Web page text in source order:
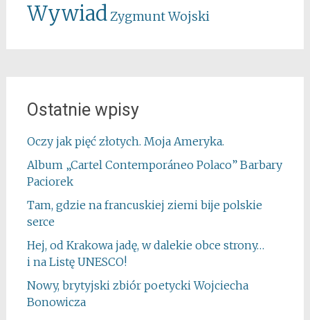
WywiadZygmunt Wojski
Ostatnie wpisy
Oczy jak pięć złotych. Moja Ameryka.
Album „Cartel Contemporáneo Polaco” Barbary
Paciorek
Tam, gdzie na francuskiej ziemi bije polskie
serce
Hej, od Krakowa jadę, w dalekie obce strony…
i na Listę UNESCO!
Nowy, brytyjski zbiór poetycki Wojciecha
Bonowicza